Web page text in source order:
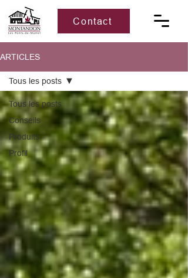
Contact
ARTICLES
Tous les posts
Conseils
Produits
Profil
Tous les posts